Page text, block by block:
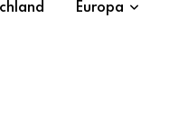
Europa